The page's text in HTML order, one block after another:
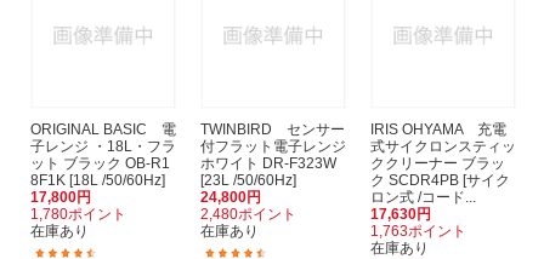
ORIGINAL BASIC 電
子レンジ ・18L・フラ
ット ブラック OB-R1
8F1K [18L /50/60Hz]
17,800円
1,780ポイント
在庫あり
TWINBIRD センサー
付フラット電子レンジ
ホワイト DR-F323W
[23L /50/60Hz]
24,800円
2,480ポイント
在庫あり
IRIS OHYAMA 充電
式サイクロンスティッ
ククリーナー ブラッ
ク SCDR4PB [サイク
ロン式 /コード...
17,630円
1,763ポイント
在庫あり